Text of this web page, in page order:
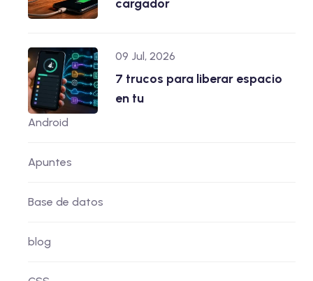
cargador
09 Jul, 2026
7 trucos para liberar espacio
en tu
Android
Apuntes
Base de datos
blog